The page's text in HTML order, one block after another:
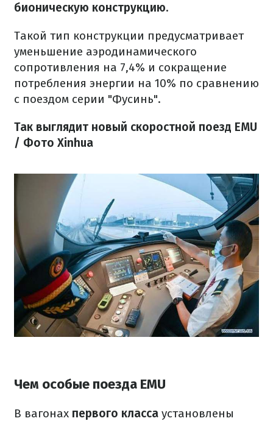
бионическую конструкцию.
Такой тип конструкции предусматривает
уменьшение аэродинамического
сопротивления на 7,4% и сокращение
потребления энергии на 10% по сравнению
с поездом серии "Фусинь".
Так выглядит новый скоростной поезд EMU
/ Фото Xinhua
Чем особые поезда EMU
В вагонах первого класса установлены